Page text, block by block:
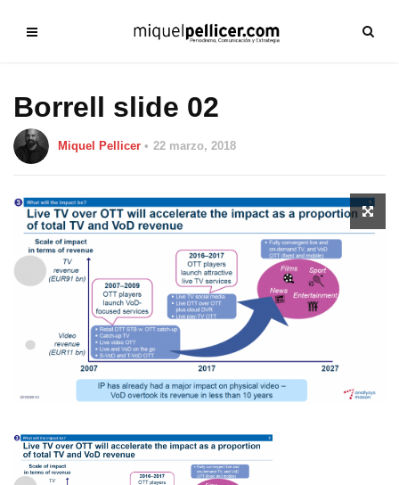
Borrell slide 02
Miquel Pellicer 22 marzo, 2018